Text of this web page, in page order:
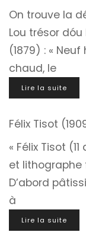
On trouve la
Lou trésor
(1879) : «
chaud, le
Lire la suite
Félix Tisot
« Félix Tisot
et lithographe
D’abord
à
Lire la suite